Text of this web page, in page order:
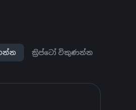
ක්‍රිප්ටෝ විකුණන්න